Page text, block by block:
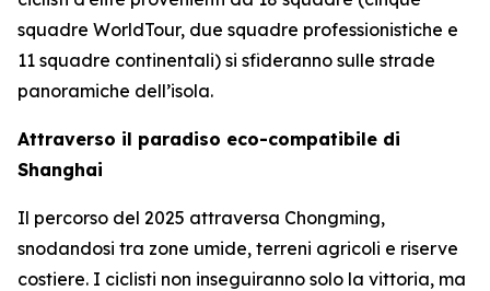
squadre WorldTour, due squadre professionistiche e
11 squadre continentali) si sfideranno sulle strade
panoramiche dell’isola.
Attraverso il paradiso eco-compatibile di
Shanghai
Il percorso del 2025 attraversa Chongming,
snodandosi tra zone umide, terreni agricoli e riserve
costiere. I ciclisti non inseguiranno solo la vittoria, ma